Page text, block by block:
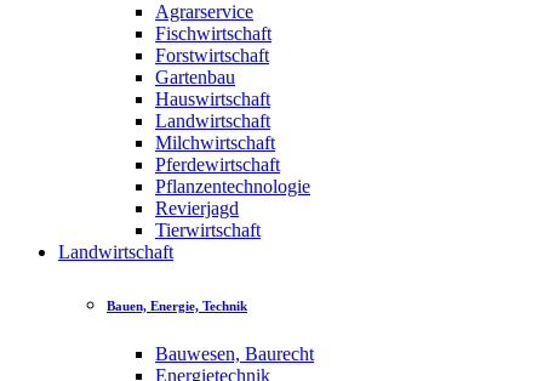
Agrarservice
Fischwirtschaft
Forstwirtschaft
Gartenbau
Hauswirtschaft
Landwirtschaft
Milchwirtschaft
Pferdewirtschaft
Pflanzentechnologie
Revierjagd
Tierwirtschaft
Landwirtschaft
Bauen, Energie, Technik
Bauwesen, Baurecht
Energietechnik